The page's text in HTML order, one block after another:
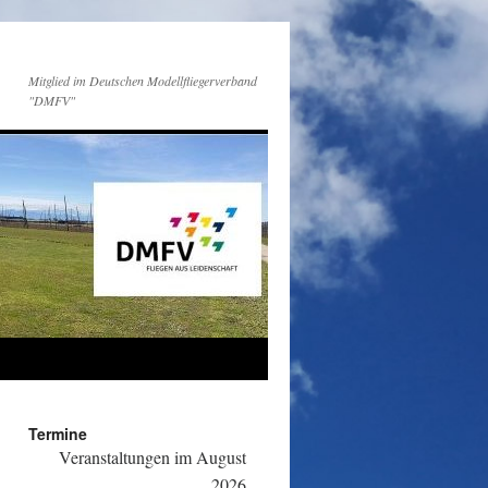
Mitglied im Deutschen Modellfliegerverband
"DMFV"
Termine
Veranstaltungen im August